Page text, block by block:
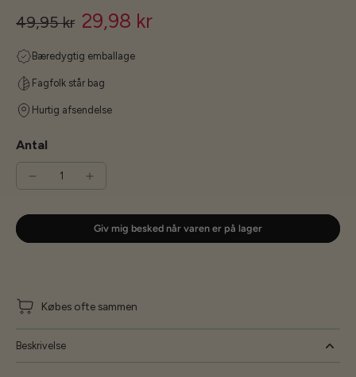
49,95 kr 29,98 kr
Bæredygtig emballage
Fagfolk står bag
Hurtig afsendelse
Antal
Giv mig besked når varen er på lager
Købes ofte sammen
Beskrivelse